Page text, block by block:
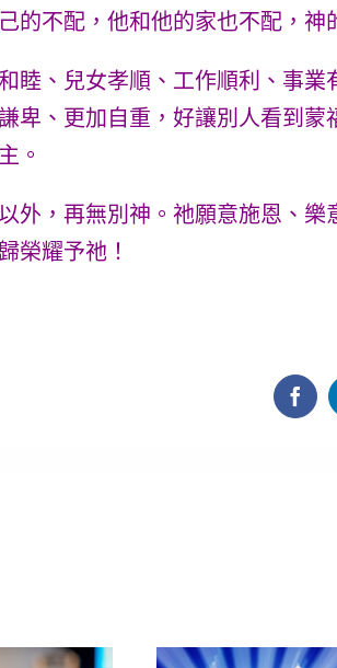
的不配，他和他的家也不配，神
睦、兒女孝順、工作順利、事
卑、更加自重，好讓別人看到
。
外，再無別神。祂願意施恩、
榮耀予祂！